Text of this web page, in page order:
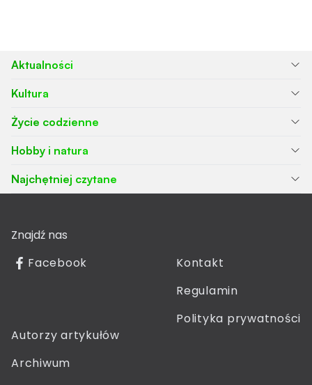
Aktualności
Kultura
Życie codzienne
Hobby i natura
Najchętniej czytane
Znajdź nas
Facebook
Kontakt
Regulamin
Polityka prywatności
Autorzy artykułów
Archiwum